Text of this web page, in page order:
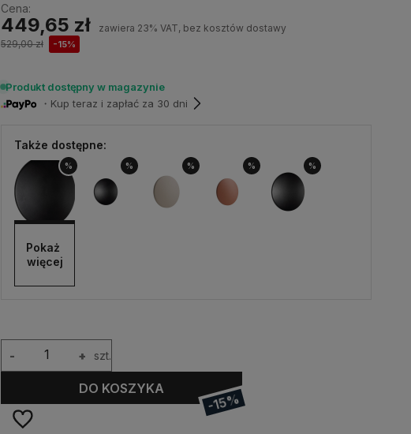
Cena:
449,65 zł
zawiera 23% VAT, bez kosztów dostawy
529,00 zł
-15%
Produkt dostępny w magazynie
・Kup teraz i zapłać za 30 dni
Także dostępne:
% % % % %
Pokaż
więcej
+
- szt.
DO KOSZYKA
-15%